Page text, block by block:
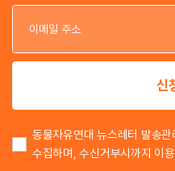
신
동물자유연대 뉴스레터 발송
수집하며, 수신거부시까지 이